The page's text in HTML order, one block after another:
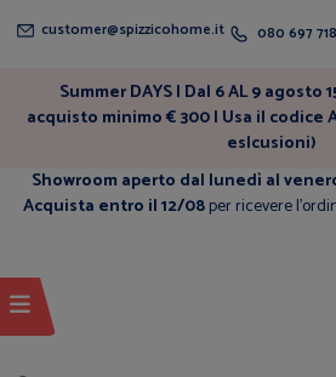
customer@spizzicohome.it 080 697
Summer DAYS | Dal 6 AL 9 agosto
acquisto minimo € 300 | Usa il codice
eslcusioni)
Showroom aperto dal lunedì al
Acquista entro il 12/08per ricevere